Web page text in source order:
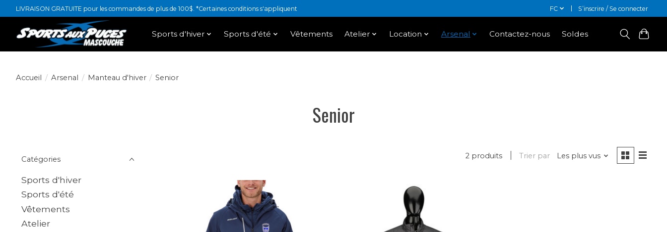
LIVRAISON GRATUITE pour les commandes de plus de 100$. *Certaines conditions s'appliquent FC S’inscrire / Se connecter
Sports d'hiver Sports d'été Vêtements Atelier Location Arsenal Contactez-nous Soldes
Accueil / Arsenal / Manteau d'hiver / Senior
Senior
Catégories
Sports d'hiver
Sports d'été
Vêtements
Atelier
2 produits Trier par Les plus vus